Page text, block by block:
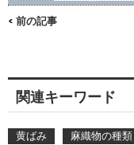
< 前の記事
関連キーワード
黄ばみ 麻織物の種類